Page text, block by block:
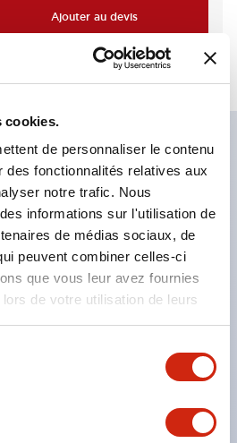
cookies.
de personnaliser le contenu
des fonctionnalités relatives aux
notre trafic. Nous
informations sur l'utilisation de
de médias sociaux, de
peuvent combiner celles-ci
que vous leur avez fournies
de votre utilisation de leurs
Ajouter au devis
serré est possible, et le
de l’unité de contact est
lors du montage en groupe
un mécanisme de
amovible par baïonnette.
est de type résistant
(IEC 60529). (Le buzzer est